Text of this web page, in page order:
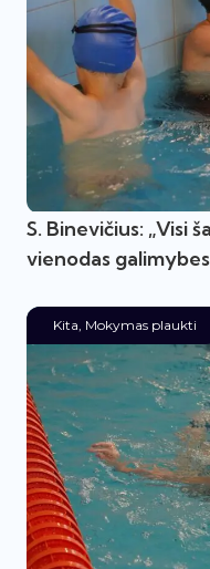
S. Binevičius: „Visi
vienodas
Kita Mokymas plaukti